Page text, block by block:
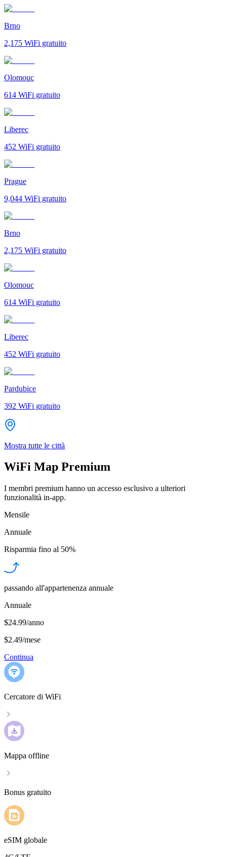
Brno
2,175 WiFi gratuito
Olomouc
614 WiFi gratuito
Liberec
452 WiFi gratuito
Prague
9,044 WiFi gratuito
Brno
2,175 WiFi gratuito
Olomouc
614 WiFi gratuito
Liberec
452 WiFi gratuito
Pardubice
392 WiFi gratuito
Mostra tutte le città
WiFi Map Premium
I membri premium hanno un accesso esclusivo a ulteriori
funzionalità in-app.
Mensile
Annuale
Risparmia fino al 50%
passando all'appartenenza annuale
Annuale
$24.99/anno
$2.49/mese
Continua
Cercatore di WiFi
Mappa offline
Bonus gratuito
eSIM globale